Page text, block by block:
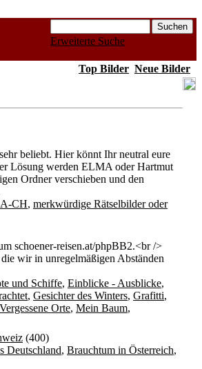
Erweiterte Suche
Top Bilder Neue Bilder
beliebt. Hier könnt Ihr neutral eure
Lösung werden ELMA oder Hartmut
Ordner verschieben und den
CH, merkwürdige Rätselbilder oder
schoener-reisen.at/phpBB2.<br />
wir in unregelmäßigen Abständen
und Schiffe, Einblicke - Ausblicke,
, Gesichter des Winters, Grafitti,
Orte, Mein Baum,
(400)
Deutschland, Brauchtum in Österreich,